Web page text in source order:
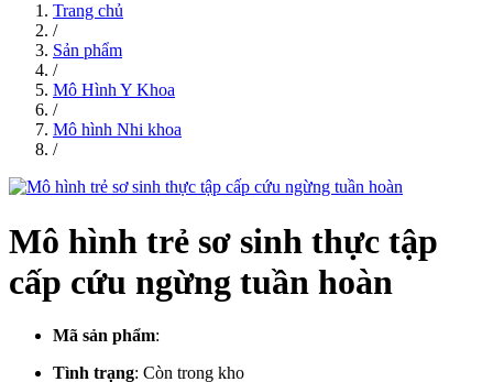
Trang chủ
/
Sản phẩm
/
Mô Hình Y Khoa
/
Mô hình Nhi khoa
/
Mô hình trẻ sơ sinh thực tập
cấp cứu ngừng tuần hoàn
Mã sản phẩm:
Tình trạng: Còn trong kho